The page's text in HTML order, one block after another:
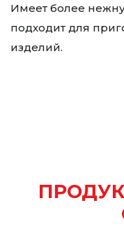
Имеет более
подходит для
изделий.